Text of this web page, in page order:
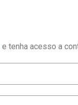
e tenha acesso a